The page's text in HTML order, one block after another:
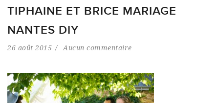
TIPHAINE ET BRICE MARIAGE
NANTES DIY
26 août 2015 Aucun commentaire